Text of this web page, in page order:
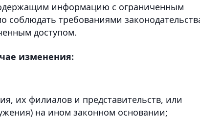
информацию с ограниченным
соблюдать требованиями
доступом.
изменения:
их филиалов и представительств, или
на ином законном основании;